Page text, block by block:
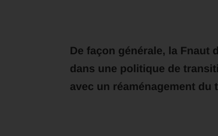
De façon générale, la Fnaut
dans une politique de
avec un réaménagement